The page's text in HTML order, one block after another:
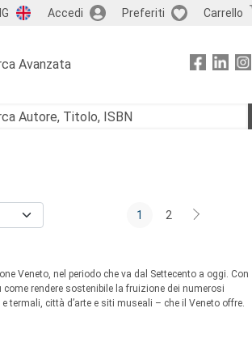
Accedi Preferiti Carrello
Avanzata
1 2
Veneto, nel periodo che va dal Settecento a oggi. Con
rendere sostenibile la fruizione dei numerosi
città d’arte e siti museali – che il Veneto offre.